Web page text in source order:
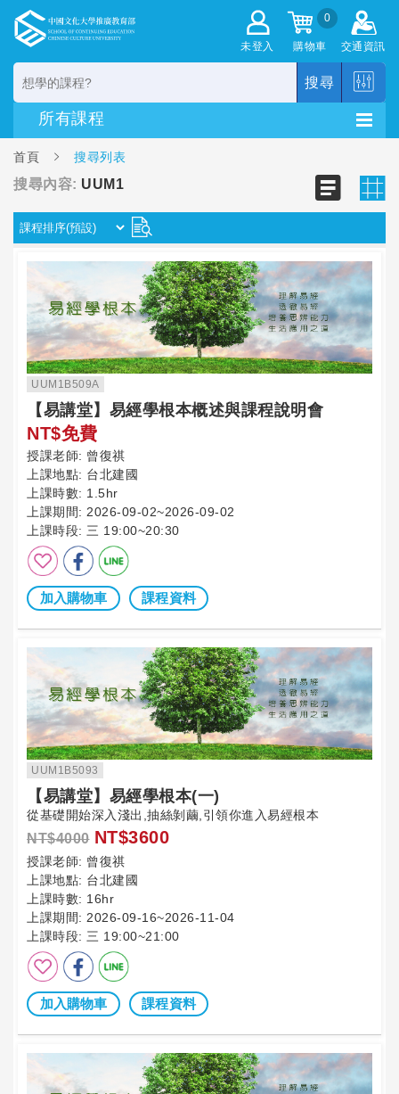
未登入
0
購物車 交通資訊
搜尋
首頁 搜尋列表
搜尋內容: UUM1
UUM1B509A
【易講堂】易經學根本概述與課程說明會
NT$免費
授課老師: 曾復祺
上課地點: 台北建國
上課時數: 1.5hr
上課期間: 2026-09-02~2026-09-02
上課時段: 三 19:00~20:30
加入購物車 課程資料
UUM1B5093
【易講堂】易經學根本(一)
從基礎開始深入淺出,抽絲剝繭,引領你進入易經根本
NT$4000 NT$3600
授課老師: 曾復祺
上課地點: 台北建國
上課時數: 16hr
上課期間: 2026-09-16~2026-11-04
上課時段: 三 19:00~21:00
加入購物車 課程資料